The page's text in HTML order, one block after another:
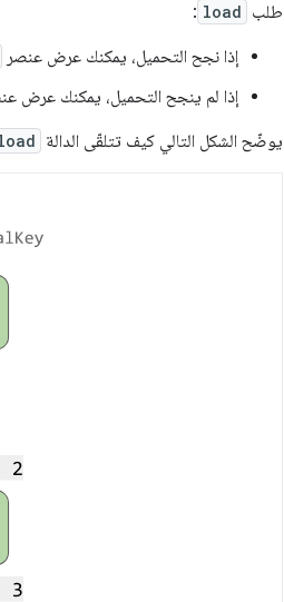
طلب load
:
إذا نجح التحميل، يمكنك عرض عنصر
إذا لم ينجح التحميل، يمكنك عرض
يوضّح الشكل التالي كيف تتلقّى الدالة